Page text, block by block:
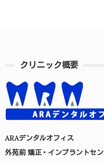
クリニック概要
ARAデンタルオフィス
外苑前 矯正・インプラントセ